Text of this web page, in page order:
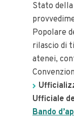
Stato della
Popolare
rilascio di
atenei,
Ufficiale
Bando